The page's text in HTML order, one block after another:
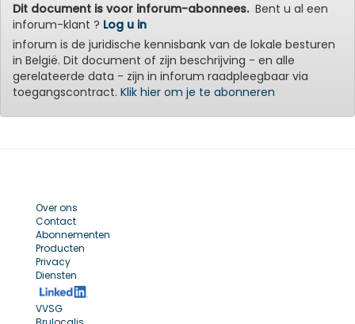
Dit document is voor inforum-abonnees.Bent u al een
inforum-klant ? Log u in
inforum is de juridische kennisbank van de lokale besturen
in België. Dit document of zijn beschrijving - en alle
gerelateerde data - zijn in inforum raadpleegbaar via
toegangscontract. Klik hier om je te abonneren
Over ons
Contact
Abonnementen
Producten
Privacy
Diensten
VVSG